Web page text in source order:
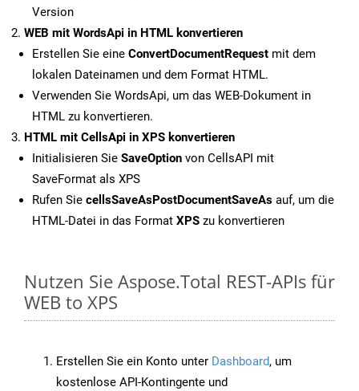
Version
WEB mit WordsApi in HTML konvertieren
Erstellen Sie eine ConvertDocumentRequest mit dem
lokalen Dateinamen und dem Format HTML.
Verwenden Sie WordsApi, um das WEB-Dokument in
HTML zu konvertieren.
HTML mit CellsApi in XPS konvertieren
Initialisieren Sie SaveOption von CellsAPI mit
SaveFormat als XPS
Rufen Sie cellsSaveAsPostDocumentSaveAs auf, um die
HTML-Datei in das Format XPS zu konvertieren
Nutzen Sie Aspose.Total REST-APIs für
WEB to XPS
Erstellen Sie ein Konto unter Dashboard, um
kostenlose API-Kontingente und